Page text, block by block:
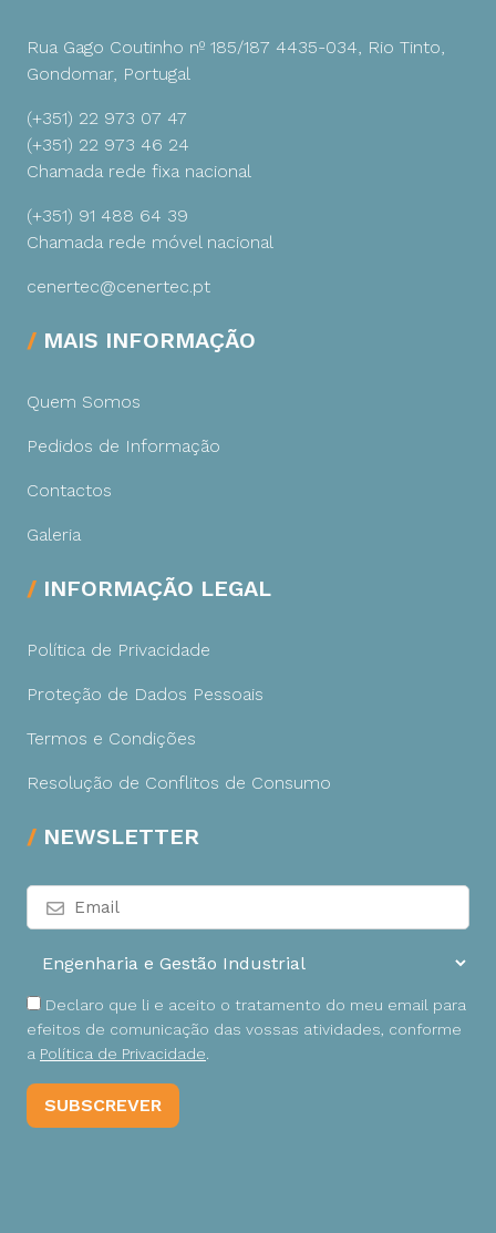
Rua Gago Coutinho nº 185/187 4435-034, Rio Tinto,
Gondomar, Portugal
(+351) 22 973 07 47
(+351) 22 973 46 24
Chamada rede fixa nacional
(+351) 91 488 64 39
Chamada rede móvel nacional
cenertec@cenertec.pt
MAIS INFORMAÇÃO
Quem Somos
Pedidos de Informação
Contactos
Galeria
INFORMAÇÃO LEGAL
Política de Privacidade
Proteção de Dados Pessoais
Termos e Condições
Resolução de Conflitos de Consumo
NEWSLETTER
Declaro que li e aceito o tratamento do meu email para
efeitos de comunicação das vossas atividades, conforme
a Política de Privacidade